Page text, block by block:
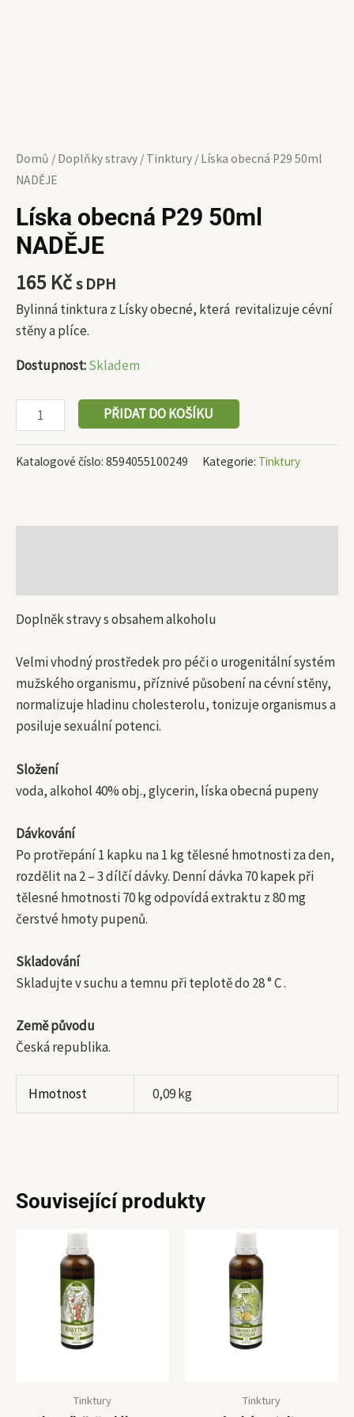
Domů / Doplňky stravy / Tinktury / Líska obecná P29 50ml
NADĚJE
Líska obecná P29 50ml
NADĚJE
165 Kčs DPH
Bylinná tinktura z Lísky obecné, která revitalizuje cévní
stěny a plíce.
Dostupnost:Skladem
PŘIDAT DO KOŠÍKU
Katalogové číslo: 8594055100249 Kategorie: Tinktury
Doplněk stravy s obsahem alkoholu
Velmi vhodný prostředek pro péči o urogenitální systém
mužského organismu, příznivé působení na cévní stěny,
normalizuje hladinu cholesterolu, tonizuje organismus a
posiluje sexuální potenci.
Složení
voda, alkohol 40% obj., glycerin, líska obecná pupeny
Dávkování
Po protřepání 1 kapku na 1 kg tělesné hmotnosti za den,
rozdělit na 2 – 3 dílčí dávky. Denní dávka 70 kapek při
tělesné hmotnosti 70 kg odpovídá extraktu z 80 mg
čerstvé hmoty pupenů.
Skladování
Skladujte v suchu a temnu při teplotě do 28 ° C .
Země původu
Česká republika.
Hmotnost 0,09 kg
Související produkty
Tinktury Tinktury